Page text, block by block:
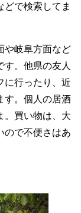
で検索してま
や岐阜方面など
。他県の友人
に行ったり、近
す。個人の居酒
。買い物は、大
ので不便さはあ